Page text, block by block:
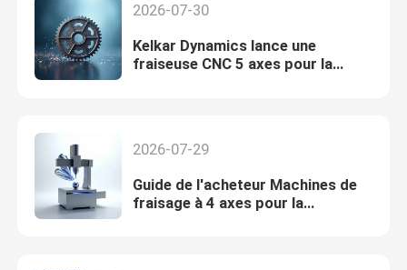
2026-07-30
Kelkar Dynamics lance une
fraiseuse CNC 5 axes pour la
2026-07-29
Guide de l'acheteur Machines de
fraisage à 4 axes pour la